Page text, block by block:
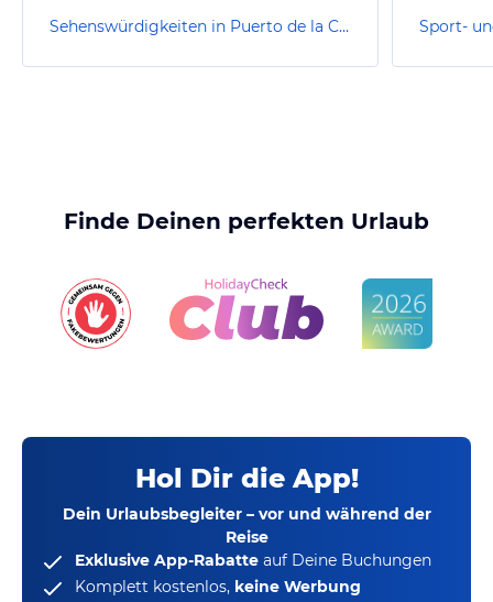
Sehenswürdigkeiten in Puerto de la Cruz
Finde Deinen perfekten Urlaub
Hol Dir die App!
Dein Urlaubsbegleiter – vor und während der
Reise
Exklusive App-Rabatte auf Deine Buchungen
Komplett kostenlos, keine Werbung